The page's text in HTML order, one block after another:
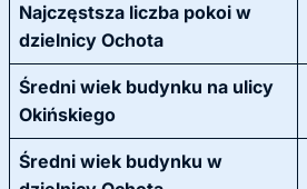
Najczęstsza liczba pokoi w
dzielnicy Ochota
Średni wiek budynku na ulicy
Okińskiego
Średni wiek budynku w